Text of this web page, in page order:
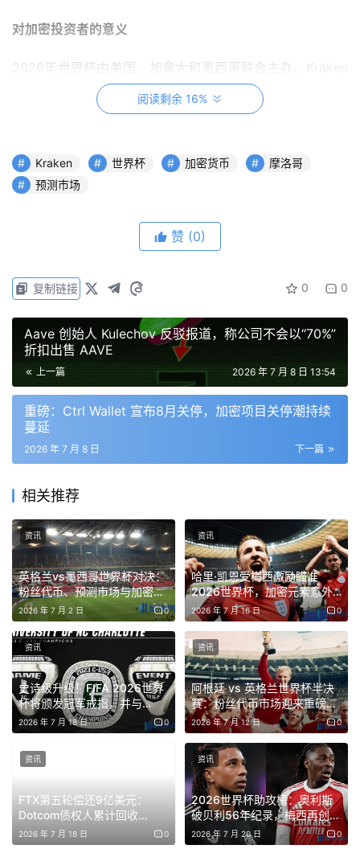
对加密投资者的意义
2026年世界杯由美国、加拿大和墨西哥联合主办。Kraken
的赞助协议使其能够在全球高度关注期间获取用户。
Polymarket等平台已在2024年美国大选周期表明，当事件
易量。
关注加密货币与体育交集的投资者应留意Kraken的世界杯
激活策略如何转化为用户获取指标，以及预测市场交易量是
阅读剩余 16%
免责声明：本文提供的信息不是交易建议。BlockWeeks.com
不对根据本文提供的信息所做的任何投资承担责任。我们强烈
建议在做出任何投资决策之前进行独立研究或咨询合格的专业
人士。
Kraken 世界杯 加密货币
摩洛哥
预测市场
赞 (0)
0 0
复制链接
Aave 创始人 Kulechov 反驳报道，称公司不会以“70%”
折扣出售 AAVE
上一篇 2026 年 7 月 8 日 13:54
重磅：Ctrl Wallet 宣布8月关停，加密项目关停潮持续
蔓延
下一篇
2026 年 7 月 8 日
相关推荐
英格兰vs墨西哥世界杯对决：
粉丝代币、预测市场与加密领
域的影响
2026 年 7 月 2 日 0
资讯
哈里·凯恩受梅西激励瞄准
2026世界杯，加密元素意外
登场
2026 年 7 月 16 日 0
资讯
史诗级升级！FIFA 2026世界
杯将颁发冠军戒指，并与
Kraken、Avalanche深度绑定
加密生态
2026 年 7 月 18 日 0
资讯
阿根廷 vs 英格兰世界杯半决
赛：粉丝代币市场迎来重磅催
化
2026 年 7 月 12 日 0
资讯
FTX第五轮偿还9亿美元：
Dotcom债权人累计回收
105%，但错失牛市涨幅
2026 年 7 月 18 日 0
资讯
2026世界杯助攻榜：奥利斯
破贝利56年纪录，梅西再创历
史
2026 年 7 月 20 日 0
资讯